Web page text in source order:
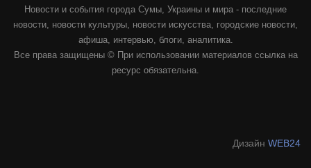
Новости и события города Сумы, Украины и мира - последние
новости, новости культуры, новости искусства, городские новости,
афиша, интервью, блоги, аналитика.
Все права защищены © При использовании материалов ссылка на
ресурс обязательна.
Дизайн WEB24